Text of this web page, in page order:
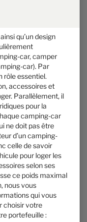
techniquement
admissible
sur les tarifs valables pour
pays peuvent différer en
droits d'importation
contacter votre
en vigueur dans votre
indiquée, il s’agit d’une
par type. En
qu’un design
car, camper
car). Par
rôle essentiel.
accessoires et
Parallèlement, il
pour la
camping-car
ne doit pas être
d’un camping-
celle de savoir
pour loger les
selon ses
ce poids maximal
nous vous
qui vous
choisir votre
portefeuille :